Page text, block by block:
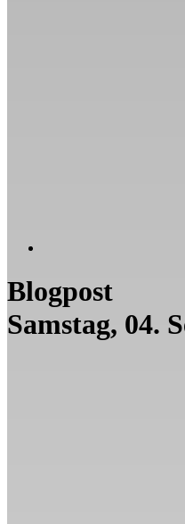
Blogpost
Samstag, 04.